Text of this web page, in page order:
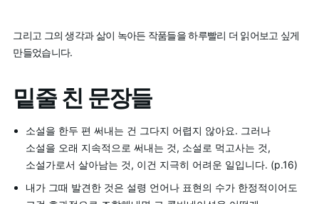
그리고 그의 생각과 삶이 녹아든 작품들을 하루빨리 더 읽어보고 싶게
만들었습니다.
밑줄 친 문장들
소설을 한두 편 써내는 건 그다지 어렵지 않아요. 그러나
소설을 오래 지속적으로 써내는 것, 소설로 먹고사는 것,
소설가로서 살아남는 것, 이건 지극히 어려운 일입니다. (p.16)
내가 그때 발견한 것은 설령 언어나 표현의 수가 한정적이어도